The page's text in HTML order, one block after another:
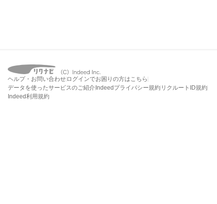
ヘルプ・お問い合わせ ログインでお困りの方はこちら
データを使ったサービスのご紹介 Indeedプライバシー規約 リクルートID規約
Indeed利用規約